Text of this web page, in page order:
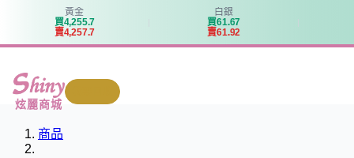
黃金
買4,255.7
賣4,257.7
白銀
買61.67
賣61.92
炫麗商城
商品